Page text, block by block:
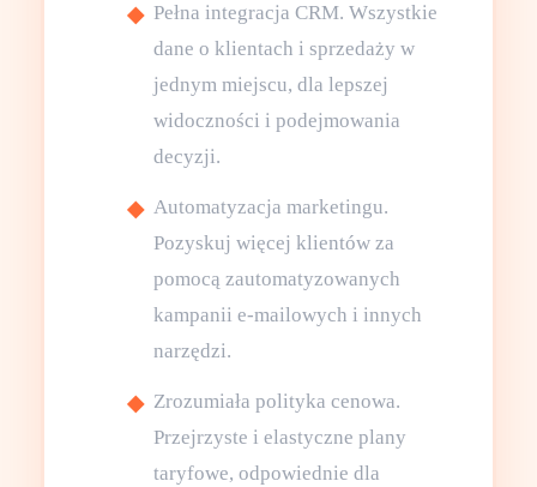
Pełna integracja CRM. Wszystkie
dane o klientach i sprzedaży w
jednym miejscu, dla lepszej
widoczności i podejmowania
decyzji.
Automatyzacja marketingu.
Pozyskuj więcej klientów za
pomocą zautomatyzowanych
kampanii e-mailowych i innych
narzędzi.
Zrozumiała polityka cenowa.
Przejrzyste i elastyczne plany
taryfowe, odpowiednie dla